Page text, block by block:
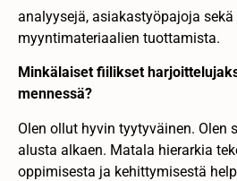
analyysejä, asiakastyöpajoja sekä
myyntimateriaalien tuottamista.
Minkälaiset fiilikset
mennessä?
Olen ollut hyvin tyytyväinen. Olen
alusta alkaen. Matala hierarkia
oppimisesta ja kehittymisestä